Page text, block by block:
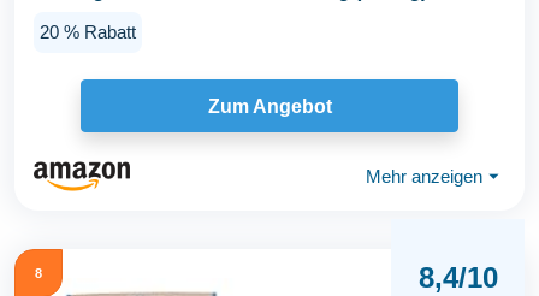
20 % Rabatt
Zum Angebot
Mehr anzeigen ⏷
8 8,4/10